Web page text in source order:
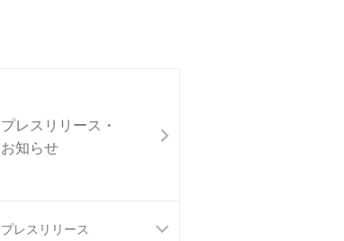
プレスリリース・
お知らせ
プレスリリース